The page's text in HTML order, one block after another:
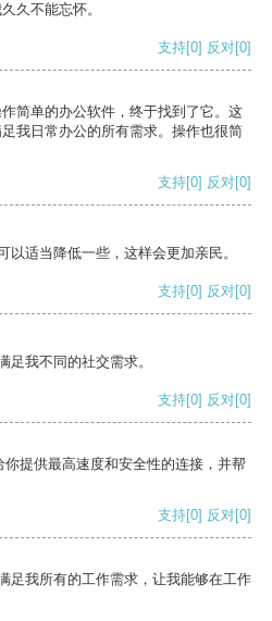
久不能忘怀。
支持[0] 反对[0]
简单的办公软件，终于找到了它。这
我日常办公的所有需求。操作也很简
支持[0] 反对[0]
以适当降低一些，这样会更加亲民。
支持[0] 反对[0]
足我不同的社交需求。
支持[0] 反对[0]
提供最高速度和安全性的连接，并帮
支持[0] 反对[0]
足我所有的工作需求，让我能够在工作